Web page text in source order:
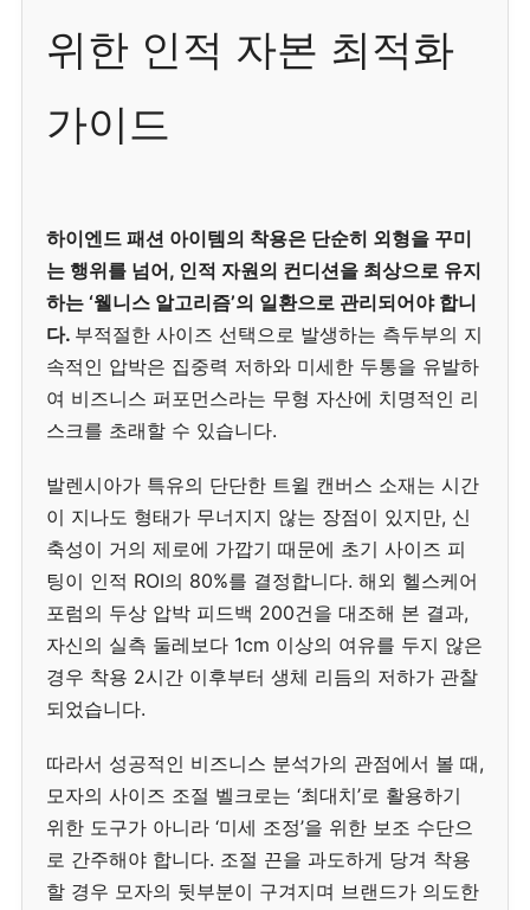
위한 인적 자본 최적화
가이드
하이엔드 패션 아이템의 착용은 단순히 외형을 꾸미
는 행위를 넘어, 인적 자원의 컨디션을 최상으로 유지
하는 ‘웰니스 알고리즘’의 일환으로 관리되어야 합니
다. 부적절한 사이즈 선택으로 발생하는 측두부의 지
속적인 압박은 집중력 저하와 미세한 두통을 유발하
여 비즈니스 퍼포먼스라는 무형 자산에 치명적인 리
스크를 초래할 수 있습니다.
발렌시아가 특유의 단단한 트윌 캔버스 소재는 시간
이 지나도 형태가 무너지지 않는 장점이 있지만, 신
축성이 거의 제로에 가깝기 때문에 초기 사이즈 피
팅이 인적 ROI의 80%를 결정합니다. 해외 헬스케어
포럼의 두상 압박 피드백 200건을 대조해 본 결과,
자신의 실측 둘레보다 1cm 이상의 여유를 두지 않은
경우 착용 2시간 이후부터 생체 리듬의 저하가 관찰
되었습니다.
따라서 성공적인 비즈니스 분석가의 관점에서 볼 때,
모자의 사이즈 조절 벨크로는 ‘최대치’로 활용하기
위한 도구가 아니라 ‘미세 조정’을 위한 보조 수단으
로 간주해야 합니다. 조절 끈을 과도하게 당겨 착용
할 경우 모자의 뒷부분이 구겨지며 브랜드가 의도한